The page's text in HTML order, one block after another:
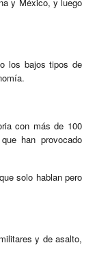
los bajos tipos de
con más de 100
han provocado
solo hablan pero
y de asalto,